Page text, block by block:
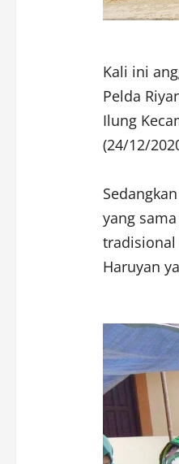
Kali ini
Pelda
Ilung
(24/12/
yang
tradisional
Haruyan